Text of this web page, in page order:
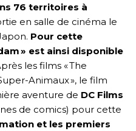
76 territoires à
en salle de cinéma le
Pour cette
» est ainsi disponible
les films « The
Animaux », le film
aventure de DC Films
de comics) pour cette
et les premiers